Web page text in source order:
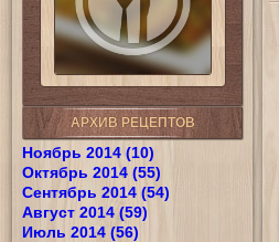
АРХИВ РЕЦЕПТОВ
Ноябрь 2014 (10)
Октябрь 2014 (55)
Сентябрь 2014 (54)
Август 2014 (59)
Июль 2014 (56)